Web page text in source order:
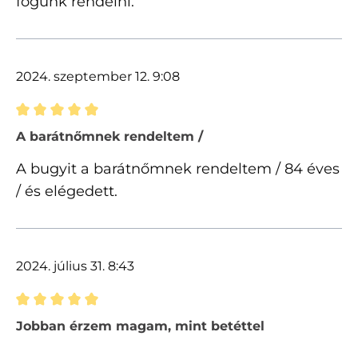
2024. szeptember 12. 9:08
Értékelés 5 of 5 csillagok besorolásával
A barátnőmnek rendeltem /
A bugyit a barátnőmnek rendeltem / 84 éves
/ és elégedett.
2024. július 31. 8:43
Értékelés 5 of 5 csillagok besorolásával
Jobban érzem magam, mint betéttel